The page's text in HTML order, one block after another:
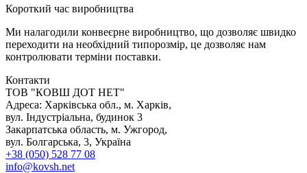
Короткий час виробництва
Ми налагодили конвеєрне виробництво, що дозволяє швидко
переходити на необхідний типорозмір, це дозволяє нам
контролювати терміни поставки.
Контакти
TOB "КОВШ ДОТ НЕТ"
Адреса: Харківська обл., м. Харків,
вул. Індустріальна, будинок 3
Закарпатська область, м. Ужгород,
вул. Болгарська, 3, Україна
+38 (050) 528 77 08
info@kovsh.net